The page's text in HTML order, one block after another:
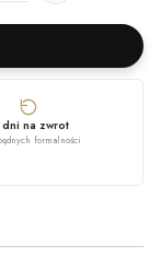
dni na zwrot
formalności